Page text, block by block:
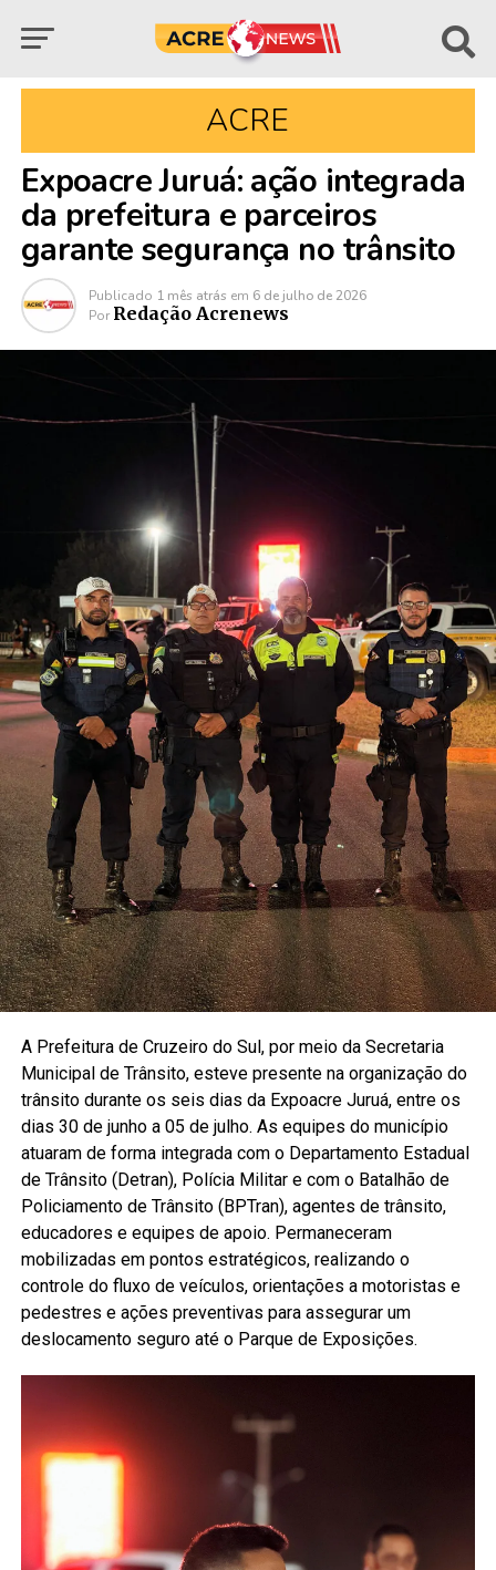
ACRE
Expoacre Juruá: ação integrada
da prefeitura e parceiros
garante segurança no trânsito
Publicado 1 mês atrás em 6 de julho de 2026
Por Redação Acrenews
A Prefeitura de Cruzeiro do Sul, por meio da Secretaria
Municipal de Trânsito, esteve presente na organização do
trânsito durante os seis dias da Expoacre Juruá, entre os
dias 30 de junho a 05 de julho. As equipes do município
atuaram de forma integrada com o Departamento Estadual
de Trânsito (Detran), Polícia Militar e com o Batalhão de
Policiamento de Trânsito (BPTran), agentes de trânsito,
educadores e equipes de apoio. Permaneceram
mobilizadas em pontos estratégicos, realizando o
controle do fluxo de veículos, orientações a motoristas e
pedestres e ações preventivas para assegurar um
deslocamento seguro até o Parque de Exposições.